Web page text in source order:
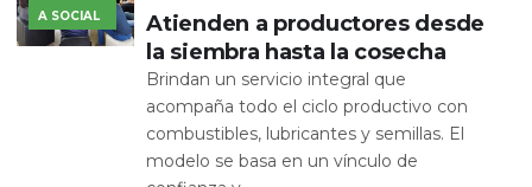
A SOCIAL
Atienden a productores desde
la siembra hasta la cosecha
Brindan un servicio integral que
acompaña todo el ciclo productivo con
combustibles, lubricantes y semillas. El
modelo se basa en un vínculo de